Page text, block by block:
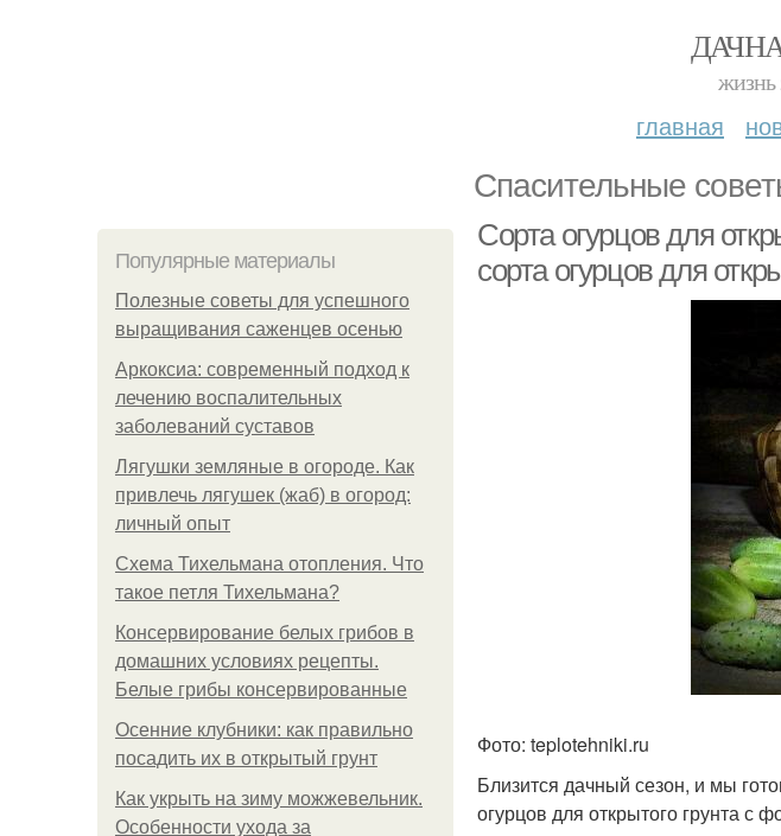
жизнь
главная
Спасительные
Популярные материалы
Полезные советы для успешного
выращивания саженцев осенью
Аркоксиа: современный подход к
лечению воспалительных
заболеваний суставов
Лягушки земляные в огороде. Как
привлечь лягушек (жаб) в огород:
личный опыт
Схема Тихельмана отопления. Что
такое петля Тихельмана?
Консервирование белых грибов в
домашних условиях рецепты.
Белые грибы консервированные
Осенние клубники: как правильно
посадить их в открытый грунт
Как укрыть на зиму можжевельник.
Особенности ухода за
Сорта огурцов для
сорта огурцов для
Фото: teplotehniki.ru
Близится дачный сезон, и мы
огурцов для открытого грунта с